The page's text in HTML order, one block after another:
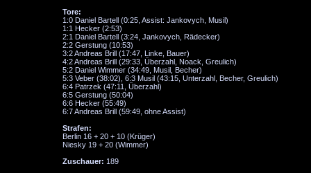
Tore:
1:0 Daniel Bartell (0:25, Assist: Jankovych, Musil)
1:1 Hecker (2:53)
2:1 Daniel Bartell (3:24, Jankovych, Rädecker)
2:2 Gerstung (10:53)
3:2 Andreas Brill (17:47, Linke, Bauer)
4:2 Andreas Brill (29:33, Überzahl, Noack, Greulich)
5:2 Daniel Wimmer (34:49, Musil, Becher)
5:3 Veber (38:02), 6:3 Musil (43:15, Unterzahl, Becher, Greulich)
6:4 Patrzek (47:11, Überzahl)
6:5 Gerstung (50:04)
6:6 Hecker (55:49)
6:7 Andreas Brill (59:49, ohne Assist)
Strafen:
Berlin 16 + 20 + 10 (Krüger)
Niesky 19 + 20 (Wimmer)
Zuschauer: 189